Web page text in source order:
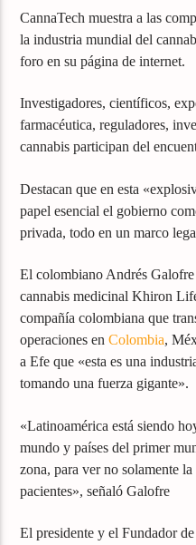
CannaTech muestra a las
la industria mundial del
foro en su página de internet.
Investigadores, científicos,
farmacéutica, reguladores,
cannabis participan del
Destacan que en esta
papel esencial el gobierno
privada, todo en un marco
El colombiano Andrés
cannabis medicinal Khiron
compañía colombiana que
operaciones enColombia,
a Efe que «esta es una
tomando una fuerza gigante».
«Latinoamérica está siendo
mundo y países del primer
zona, para ver no solamente
pacientes», señaló Galofre
El presidente y el Fundador